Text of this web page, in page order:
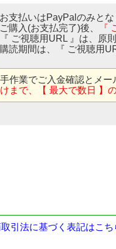
お支払いはPayPalのみとな
ご購入(お支払完了)後、
『
『 ご視聴用URL 』は、原
購読期間は、『 ご視聴用
手作業でご入金確認とメー
けまで、【 最大で数日 】
引法に基づく表記はこち